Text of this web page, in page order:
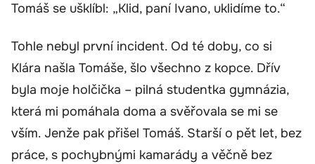
Tomáš se ušklíbl: „Klid, paní Ivano, uklidíme to.“
Tohle nebyl první incident. Od té doby, co si
Klára našla Tomáše, šlo všechno z kopce. Dřív
byla moje holčička – pilná studentka gymnázia,
která mi pomáhala doma a svěřovala se mi se
vším. Jenže pak přišel Tomáš. Starší o pět let, bez
práce, s pochybnými kamarády a věčně bez